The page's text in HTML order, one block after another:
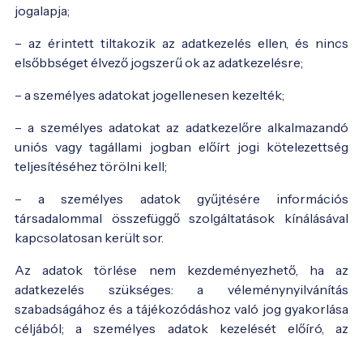
jogalapja;
– az érintett tiltakozik az adatkezelés ellen, és nincs
elsőbbséget élvező jogszerű ok az adatkezelésre;
– a személyes adatokat jogellenesen kezelték;
– a személyes adatokat az adatkezelőre alkalmazandó
uniós vagy tagállami jogban előírt jogi kötelezettség
teljesítéséhez törölni kell;
– a személyes adatok gyűjtésére információs
társadalommal összefüggő szolgáltatások kínálásával
kapcsolatosan került sor.
Az adatok törlése nem kezdeményezhető, ha az
adatkezelés szükséges: a véleménynyilvánítás
szabadságához és a tájékozódáshoz való jog gyakorlása
céljából; a személyes adatok kezelését előíró, az